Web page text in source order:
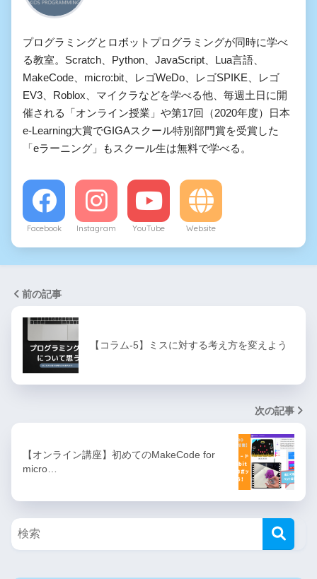
プログラミングとロボットプログラミングが同時に学べ
る教室。Scratch、Python、JavaScript、Lua言語、
MakeCode、micro:bit、レゴWeDo、レゴSPIKE、レゴ
EV3、Roblox、マイクラなどを学べる他、毎週土日に開
催される「オンライン授業」や第17回（2020年度）日本
e-Learning大賞でGIGAスクール特別部門賞を受賞した
「eラーニング」もスクール生は無料で学べる。
Facebook Instagram YouTube Website
前の記事
【コラム-5】ミスに対する考え方を変えよう
次の記事
【オンライン講座】初めてのMakeCode for
micro…